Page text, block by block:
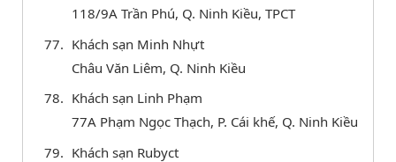
118/9A Trần Phú, Q. Ninh Kiều, TPCT
Khách sạn Minh Nhựt
Châu Văn Liêm, Q. Ninh Kiều
Khách sạn Linh Phạm
77A Phạm Ngọc Thạch, P. Cái khế, Q. Ninh Kiều
Khách sạn Rubyct